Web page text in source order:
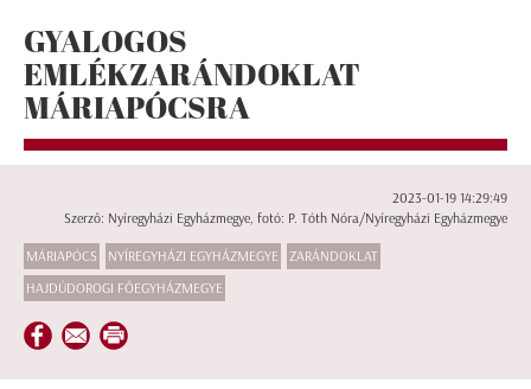
GYALOGOS
EMLÉKZARÁNDOKLAT
MÁRIAPÓCSRA
2023-01-19 14:29:49
Szerző: Nyíregyházi Egyházmegye, fotó: P. Tóth Nóra/Nyíregyházi Egyházmegye
MÁRIAPÓCS NYÍREGYHÁZI EGYHÁZMEGYE
ZARÁNDOKLAT
HAJDÚDOROGI FŐEGYHÁZMEGYE